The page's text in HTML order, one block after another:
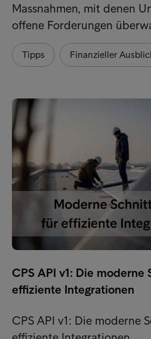
Massnahmen, mit denen
offene Forderungen
Tipps Finanzieller
CPS API v1: Die
effiziente Integrationen
CPS API v1: Die moderne